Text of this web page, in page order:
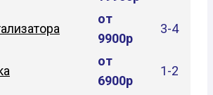
от
9900р
3-4
от
6900р
1-2